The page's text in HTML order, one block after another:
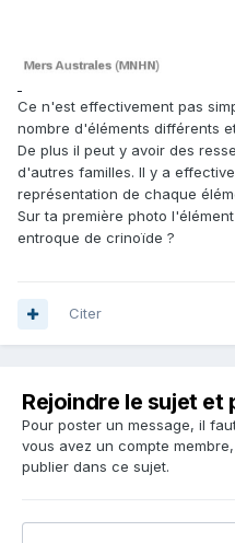
Ce n'est effectivement pas
nombre d'éléments différents
De plus il peut y avoir des
d'autres familles. Il y a
représentation de chaque
Sur ta première photo
entroque de crinoïde ?
Citer
Rejoindre le sujet et
Pour poster un message, il
vous avez un compte membre,
publier dans ce sujet.